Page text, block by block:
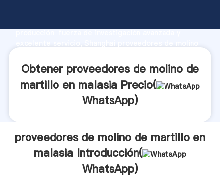
producción, fuerza de investigación avanzada y
aporta valores a todos los clientes.
Obtener proveedores de molino de
martillo en malasia Precio(
WhatsApp)
proveedores de molino de martillo en
malasia Introducción(
WhatsApp)